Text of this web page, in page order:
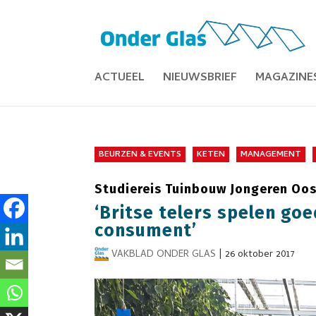
ACTUEEL NIEUWSBRIEF
BEURZEN & EVENTS KETEN MANAGEMENT
Studiereis Tuinbouw Jongeren
‘Britse telers spelen
consument’
VAKBLAD ONDER GLAS |26 oktober 2017